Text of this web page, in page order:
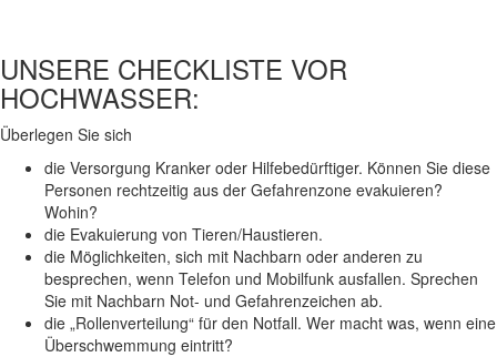
UNSERE CHECKLISTE VOR
HOCHWASSER:
Überlegen Sie sich
die Versorgung Kranker oder Hilfebedürftiger. Können Sie diese
Personen rechtzeitig aus der Gefahrenzone evakuieren?
Wohin?
die Evakuierung von Tieren/Haustieren.
die Möglichkeiten, sich mit Nachbarn oder anderen zu
besprechen, wenn Telefon und Mobilfunk ausfallen. Sprechen
Sie mit Nachbarn Not- und Gefahrenzeichen ab.
die „Rollenverteilung“ für den Notfall. Wer macht was, wenn eine
Überschwemmung eintritt?